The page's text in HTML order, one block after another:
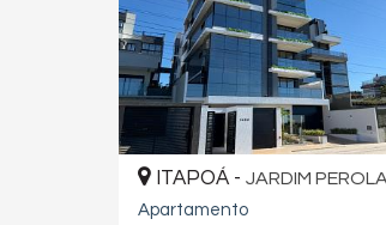
ITAPOÁ - JARDIM PEROLA DO
Apartamento